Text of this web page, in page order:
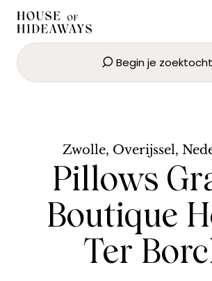
Begin je zoektocht
Pillows Grand
Zwolle, Overijssel,
Pillows
Boutique
Ter